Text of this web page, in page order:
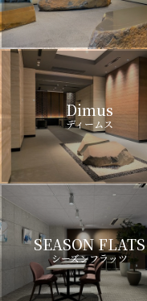
Dimus
ディームス
SEASON FLATS
シーズンフラッツ